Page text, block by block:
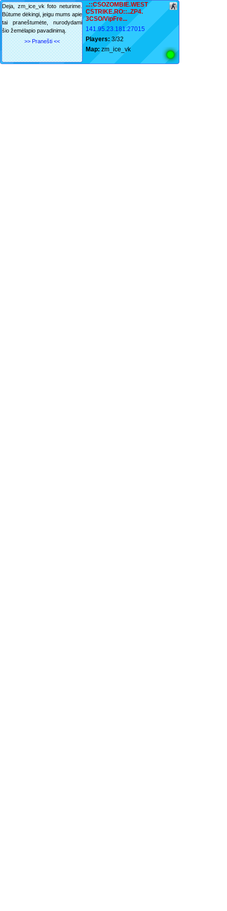
Deja, zm_ice_vk foto neturime.
Būtume dėkingi, jeigu mums apie
tai praneštumėte, nurodydami
šio žemėlapio pavadinimą.
>> Pranešti <<
..::CSOZOMBIE.WEST
CSTRIKE.RO::..ZP4.
3CSO/VipFre...
141.95.23.181:27015
Players: 3/32
Map: zm_ice_vk